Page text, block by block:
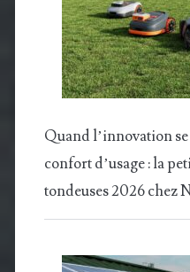
Quand l’innovation
confort d’usage : la
tondeuses 2026 chez